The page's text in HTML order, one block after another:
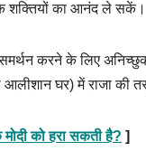
शक्तियों का आनंद ले सकें।
करने के लिए
घर) में राजा की
मोदी को हरा सकती है? ]